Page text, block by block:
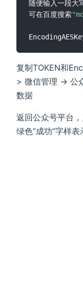
随便输入一段大
可在百度搜索
复制TOKEN和
> 微信管理 -> 公
数据
返回公众号平台
绿色“成功”字样